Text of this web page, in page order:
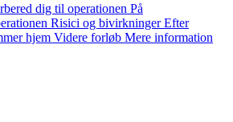
dig til operationen På
Risici og bivirkningerEfter
hjem Videre forløb Mere information